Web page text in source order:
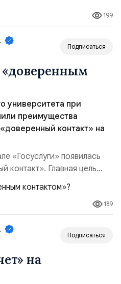
коммуникаций (АПЭК).
столица набрала 96,76
значительно опережая
199
Подписаться
университета при
преимущества
контакт» на
«Госуслуги» появилась
контакт». Главная цель
в решении задачи по
записи
дополнительного
пароля или
при активации данной
одного ...
189
Подписаться
на